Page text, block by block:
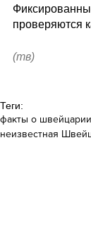
проверяются
(тв)
Теги:
факты о швейцарии
неизвестная